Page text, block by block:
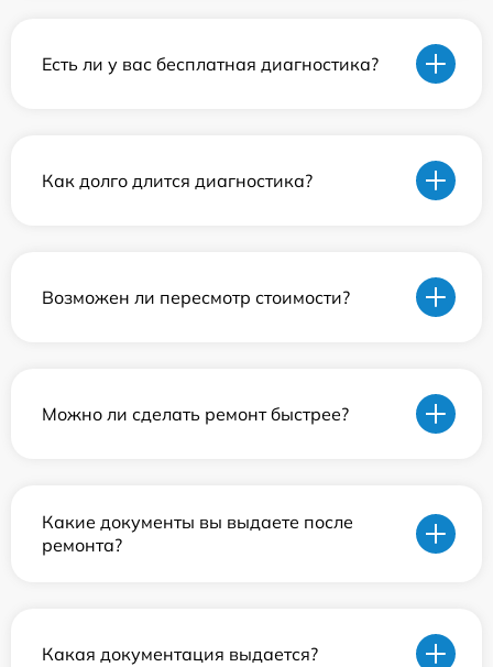
Есть ли у вас бесплатная диагностика?
Как долго длится диагностика?
Возможен ли пересмотр стоимости?
Можно ли сделать ремонт быстрее?
Какие документы вы выдаете после
ремонта?
Какая документация выдается?